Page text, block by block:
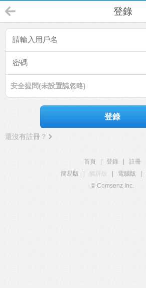
登錄
安全提問(未設置請忽略)
登錄
還沒有註冊？
首頁 登錄
註冊
簡易版
觸屏版 電腦版
© Comsenz Inc.